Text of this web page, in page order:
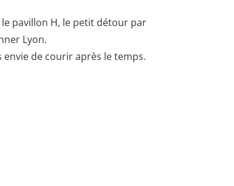
le pavillon H, le petit détour par
Lyon.
envie de courir après le temps.